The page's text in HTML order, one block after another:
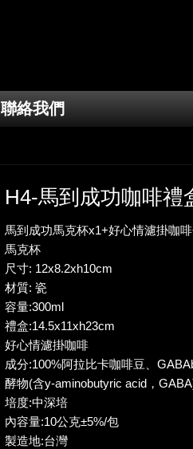
聯絡我們
H4-馬到成功咖啡禮
馬到成功馬克杯x1+好心情濾掛咖
馬克杯
尺寸: 12x8.2xh10cm
材質: 瓷
容量:300ml
禮盒:14.5x11xh23cm
好心情濾掛咖啡
成分:100%阿拉比卡咖啡豆、
酵物(含y-aminobutyric acid，
培度:中深培
內容量:10公克±5%/包
製造地:台灣